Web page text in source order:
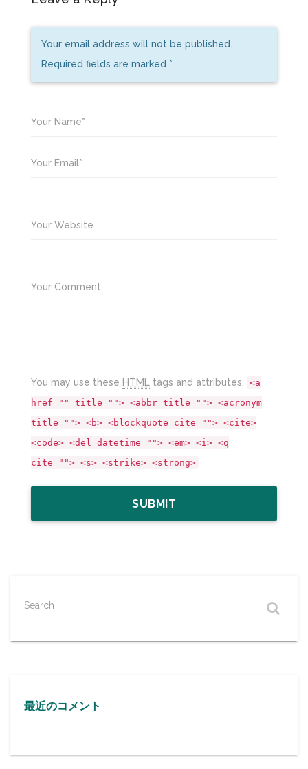
Your email address will not be published.
Required fields are marked *
Your Name*
Your Email*
Your Website
Your Comment
You may use these HTML tags and attributes: <a
href="" title=""> <abbr title=""> <acronym
title=""> <b> <blockquote cite=""> <cite>
<code> <del datetime=""> <em> <i> <q
cite=""> <s> <strike> <strong>
Search
最近のコメント